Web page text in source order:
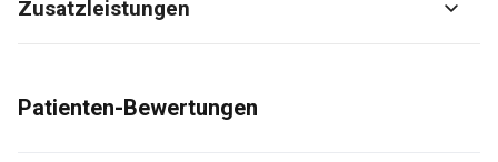
Zusatzleistungen
Patienten-Bewertungen